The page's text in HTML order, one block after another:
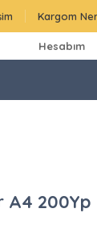
Kargom
Hesabım
A4